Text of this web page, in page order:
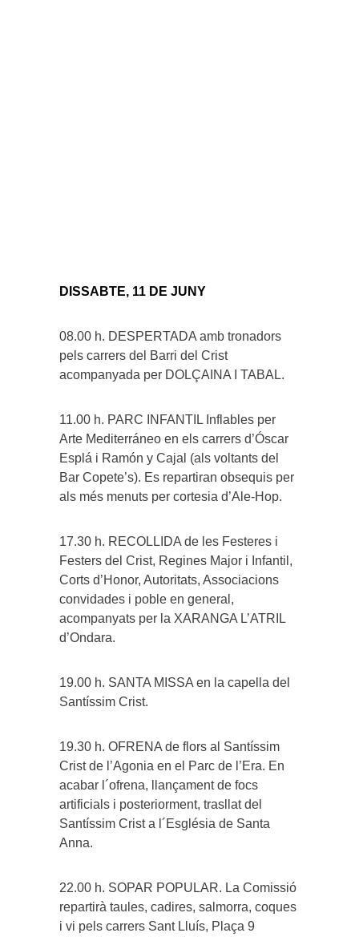
DISSABTE, 11 DE JUNY
08.00 h. DESPERTADA amb tronadors
pels carrers del Barri del Crist
acompanyada per DOLÇAINA I TABAL.
11.00 h. PARC INFANTIL Inflables per
Arte Mediterráneo en els carrers d’Óscar
Esplá i Ramón y Cajal (als voltants del
Bar Copete’s). Es repartiran obsequis per
als més menuts per cortesia d’Ale-Hop.
17.30 h. RECOLLIDA de les Festeres i
Festers del Crist, Regines Major i Infantil,
Corts d’Honor, Autoritats, Associacions
convidades i poble en general,
acompanyats per la XARANGA L’ATRIL
d’Ondara.
19.00 h. SANTA MISSA en la capella del
Santíssim Crist.
19.30 h. OFRENA de flors al Santíssim
Crist de l’Agonia en el Parc de l’Era. En
acabar l´ofrena, llançament de focs
artificials i posteriorment, trasllat del
Santíssim Crist a l´Església de Santa
Anna.
22.00 h. SOPAR POPULAR. La Comissió
repartirà taules, cadires, salmorra, coques
i vi pels carrers Sant Lluís, Plaça 9